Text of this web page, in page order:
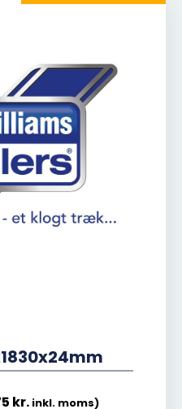
kr. inkl. moms)